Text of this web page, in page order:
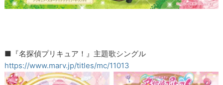
■『名探偵プリキュア！』主題歌シングル
https://www.marv.jp/titles/mc/11013